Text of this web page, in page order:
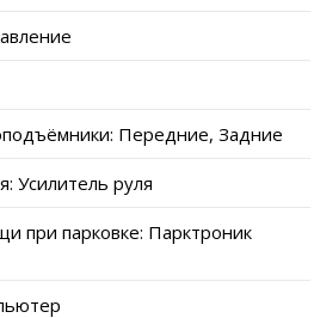
Передние, Задние
Усилитель руля
при парковке: Парктроник